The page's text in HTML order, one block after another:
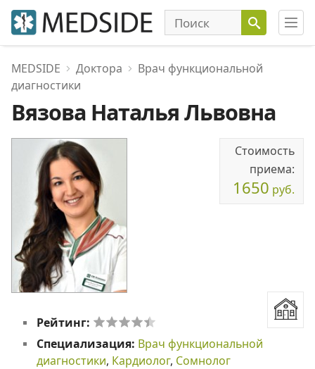
MEDSIDE Доктора
Врач функциональной
диагностики
Вязова Наталья Львовна
Стоимость
приема:
1650 руб.
Рейтинг:
Специализация: Врач функциональной
диагностики, Кардиолог, Сомнолог